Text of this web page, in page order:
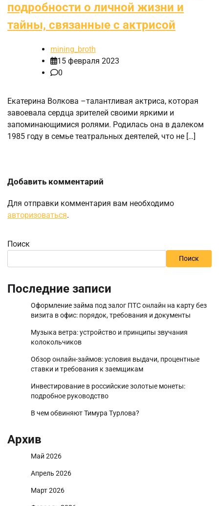
подробности о личной жизни и
тайны, связанные с актрисой
mining_broth
15 февраля 2023
0
Екатерина Волкова –талантливая актриса, которая
завоевала сердца зрителей своими яркими и
запоминающимися ролями. Родилась она в далеком
1985 году в семье театральных деятелей, что не […]
Добавить комментарий
Для отправки комментария вам необходимо
авторизоваться.
Поиск
Поиск
Последние записи
Оформление займа под залог ПТС онлайн на карту без
визита в офис: порядок, требования и документы
Музыка ветра: устройство и принципы звучания
колокольчиков
Обзор онлайн-займов: условия выдачи, процентные
ставки и требования к заемщикам
Инвестирование в российские золотые монеты:
подробное руководство
В чем обвиняют Тимура Турлова?
Архив
Май 2026
Апрель 2026
Март 2026